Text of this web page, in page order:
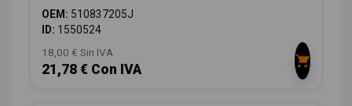
OEM: 510837205J
ID: 1550524
18,00 € Sin IVA
21,78 € Con IVA